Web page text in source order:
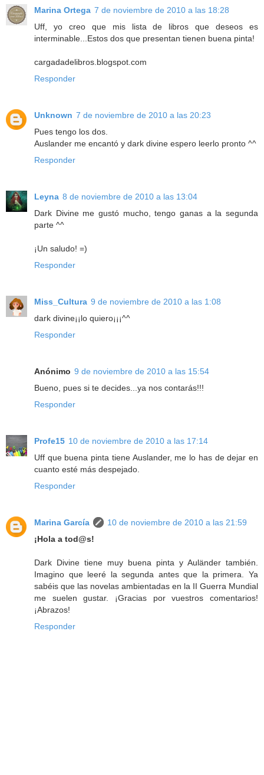
Marina Ortega 7 de noviembre de 2010 a las 18:28
Uff, yo creo que mis lista de libros que deseos es
interminable...Estos dos que presentan tienen buena pinta!
cargadadelibros.blogspot.com
Responder
Unknown 7 de noviembre de 2010 a las 20:23
Pues tengo los dos.
Auslander me encantó y dark divine espero leerlo pronto ^^
Responder
Leyna 8 de noviembre de 2010 a las 13:04
Dark Divine me gustó mucho, tengo ganas a la segunda
parte ^^
¡Un saludo! =)
Responder
Miss_Cultura 9 de noviembre de 2010 a las 1:08
dark divine¡¡lo quiero¡¡¡^^
Responder
Anónimo 9 de noviembre de 2010 a las 15:54
Bueno, pues si te decides...ya nos contarás!!!
Responder
Profe15 10 de noviembre de 2010 a las 17:14
Uff que buena pinta tiene Auslander, me lo has de dejar en
cuanto esté más despejado.
Responder
Marina García
10 de noviembre de 2010 a las 21:59
¡Hola a tod@s!
Dark Divine tiene muy buena pinta y Auländer también.
Imagino que leeré la segunda antes que la primera. Ya
sabéis que las novelas ambientadas en la II Guerra Mundial
me suelen gustar. ¡Gracias por vuestros comentarios!
¡Abrazos!
Responder